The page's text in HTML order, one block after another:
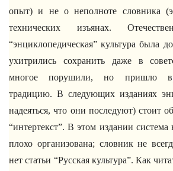
опыт) и не о неполноте словника
технических изъянах.
“энциклопедическая” культура была
ухитрились сохранить даже в
многое порушили, но пришло
традицию. В следующих изданиях
надеяться, что они последуют) стоит
“интертекст”. В этом издании
плохо организована; словник не
нет статьи “Русская культура”. Как